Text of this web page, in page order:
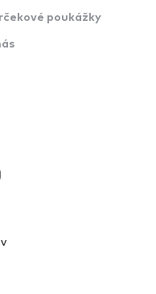
poukážky